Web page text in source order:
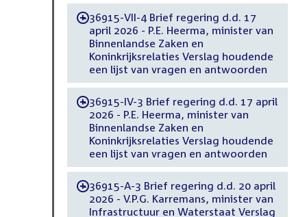
-36915-VII-4 Brief regering d.d. 17
april 2026 - P.E. Heerma, minister van
Binnenlandse Zaken en
Koninkrijksrelaties Verslag houdende
een lijst van vragen en antwoorden
-36915-IV-3 Brief regering d.d. 17 april
2026 - P.E. Heerma, minister van
Binnenlandse Zaken en
Koninkrijksrelaties Verslag houdende
een lijst van vragen en antwoorden
-36915-A-3 Brief regering d.d. 20 april
2026 - V.P.G. Karremans, minister van
Infrastructuur en Waterstaat Verslag